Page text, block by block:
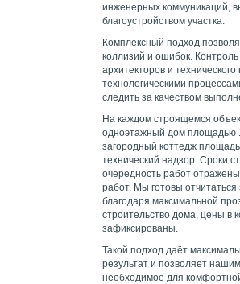
инженерных коммуникаций,
благоустройством участка.
Комплексный подход
коллизий и ошибок.
архитекторов и
технологическими
следить за качеством
На каждом строящемся
одноэтажный дом площадью
загородный коттедж
технический надзор. Сроки
очередность работ
работ. Мы готовы
благодаря максимальной
строительство дома, цены в
зафиксированы.
Такой подход даёт
результат и позволяет
необходимое для